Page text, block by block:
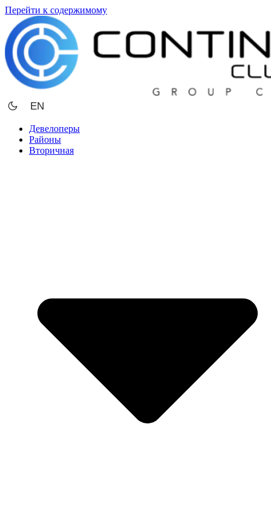
Перейти к содержимому
EN
Девелоперы
Районы
Вторичная